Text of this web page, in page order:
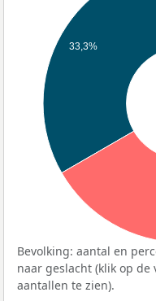
33,3%
Bevolking: aantal en
naar geslacht (klik op
aantallen te zien).